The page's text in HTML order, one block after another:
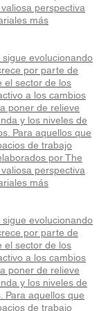
perspectiva
más
evolucionando
por parte de
el sector de los
a los cambios
poner de relieve
y los niveles de
Para aquellos que
de trabajo
por The
perspectiva
más
evolucionando
por parte de
el sector de los
a los cambios
poner de relieve
y los niveles de
Para aquellos que
de trabajo